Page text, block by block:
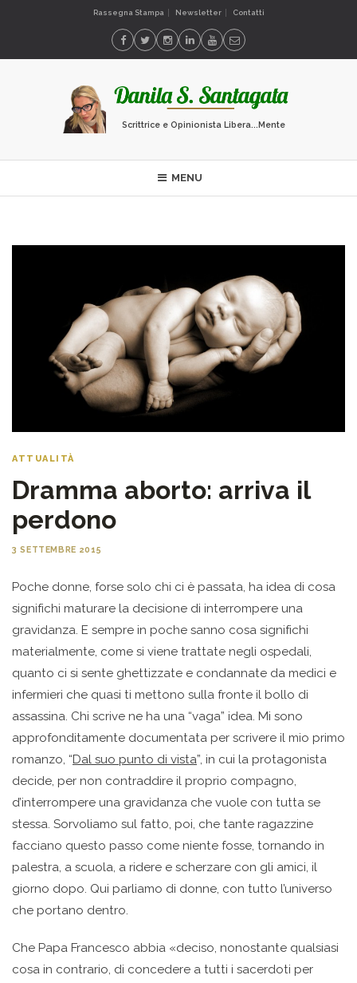
Rassegna Stampa Newsletter Contatti
Scrittrice e Opinionista Libera...Mente
MENU
ATTUALITÀ
Dramma aborto: arriva il
perdono
3 SETTEMBRE 2015
Poche donne, forse solo chi ci è passata, ha idea di cosa
significhi maturare la decisione di interrompere una
gravidanza. E sempre in poche sanno cosa significhi
materialmente, come si viene trattate negli ospedali,
quanto ci si sente ghettizzate e condannate da medici e
infermieri che quasi ti mettono sulla fronte il bollo di
assassina. Chi scrive ne ha una “vaga” idea. Mi sono
approfonditamente documentata per scrivere il mio primo
romanzo, “Dal suo punto di vista”, in cui la protagonista
decide, per non contraddire il proprio compagno,
d’interrompere una gravidanza che vuole con tutta se
stessa. Sorvoliamo sul fatto, poi, che tante ragazzine
facciano questo passo come niente fosse, tornando in
palestra, a scuola, a ridere e scherzare con gli amici, il
giorno dopo. Qui parliamo di donne, con tutto l’universo
che portano dentro.
Che Papa Francesco abbia «deciso, nonostante qualsiasi
cosa in contrario, di concedere a tutti i sacerdoti per